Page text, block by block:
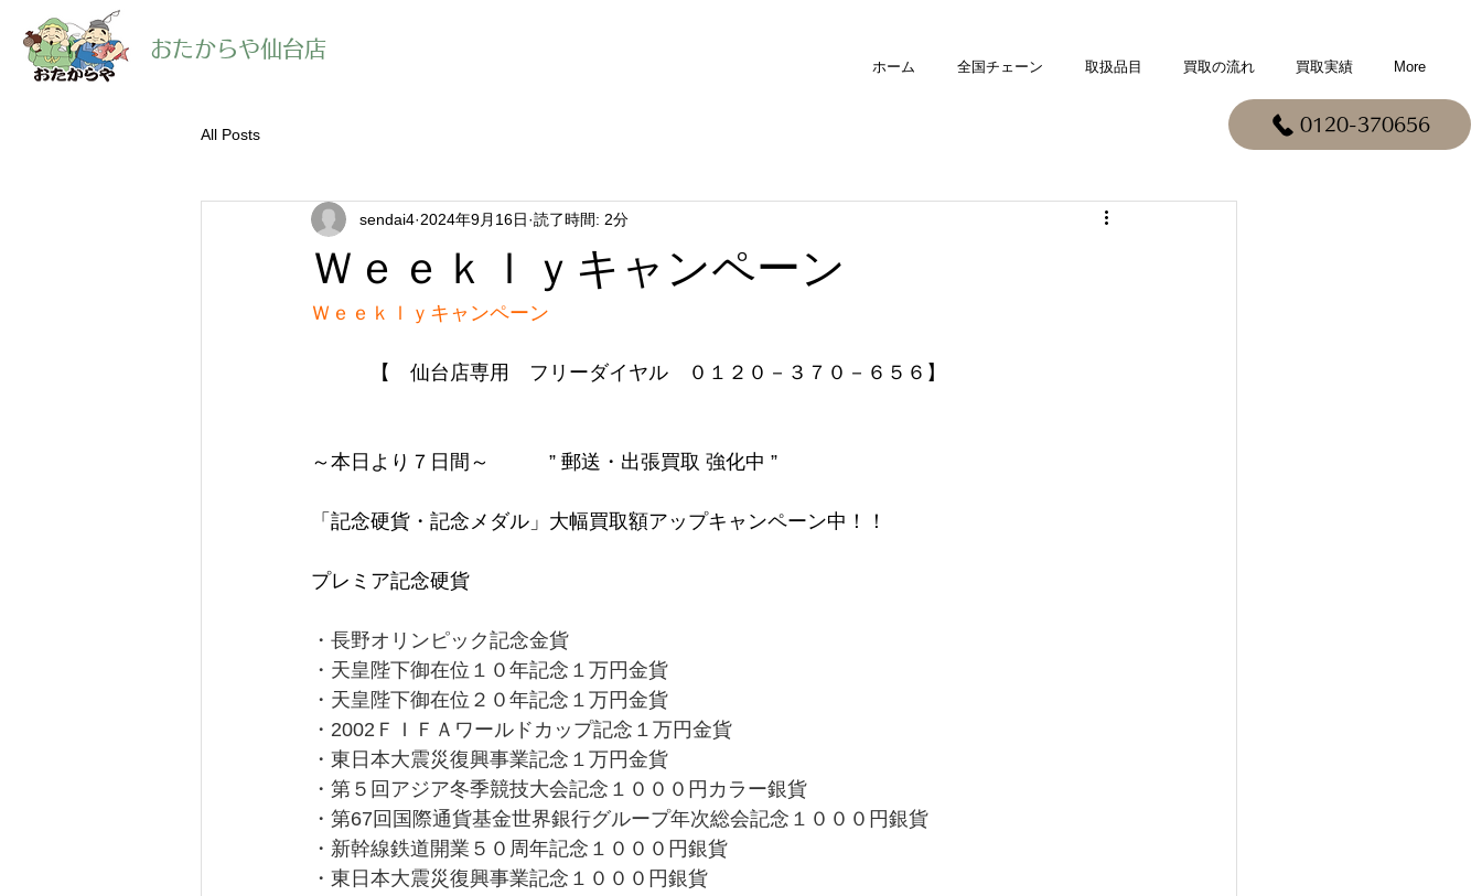
0120-370656
​おたからや仙台店
ホーム 全国チェーン 取扱品目 買取の流れ 買取実績 More
All Posts
Ｗｅｅｋｌｙキャンペーン
sendai4 2024年9月16日 読了時間: 2分
Ｗｅｅｋｌｙキャンペーン
【　仙台店専用　フリーダイヤル　０１２０－３７０－６５６】
～本日より７日間～　　　” 郵送・出張買取 強化中 ”
「記念硬貨・記念メダル」大幅買取額アップキャンペーン中！！
プレミア記念硬貨
・長野オリンピック記念金貨
・天皇陛下御在位１０年記念１万円金貨
・天皇陛下御在位２０年記念１万円金貨
・2002ＦＩＦＡワールドカップ記念１万円金貨
・東日本大震災復興事業記念１万円金貨
・第５回アジア冬季競技大会記念１０００円カラー銀貨
・第67回国際通貨基金世界銀行グループ年次総会記念１０００円銀貨
・新幹線鉄道開業５０周年記念１０００円銀貨
・東日本大震災復興事業記念１０００円銀貨